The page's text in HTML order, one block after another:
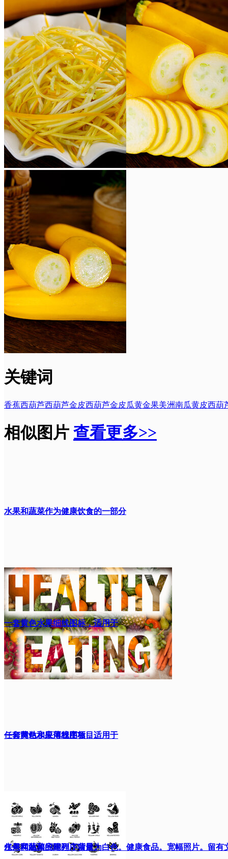
关键词
香蕉西葫芦西葫芦金皮西葫芦金皮瓜黄金果美洲南瓜黄皮西葫
相似图片 查看更多>>
水果和蔬菜作为健康饮食的一部分
一套黄色水果细线图标，适用于
任何网站和应用程序项目。
一套黄色水果薄线图标，适用于
任何网站和应用程序项目。
水果和蔬菜的陈列，背景为白色。健康食品。宽幅照片。留有